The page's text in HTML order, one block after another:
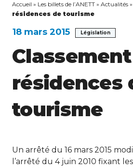
Accueil » Les billets de l’ANETT » Actualités »
résidences de tourisme
18 mars 2015 Législation
résidences
tourisme
Un arrêté du 16 mars 2015
l’arrêté du 4 juin 2010 fixant